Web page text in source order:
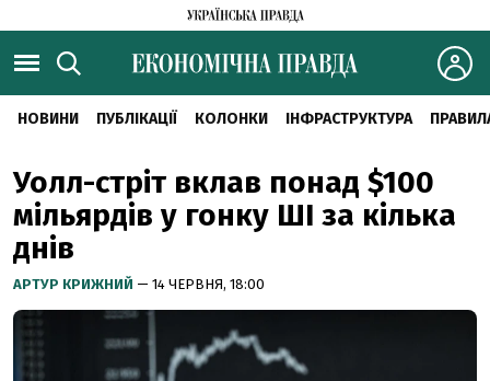
НОВИНИ ПУБЛІКАЦІЇ КОЛОНКИ ІНФРАСТРУКТУРА
Уолл-стріт вклав понад $100
мільярдів у гонку ШІ за кілька
днів
АРТУР КРИЖНИЙ — 14 ЧЕРВНЯ, 18:00